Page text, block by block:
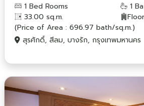
1 Bed Rooms
1
33.00 sq.m.
(Price of Area : 696.97 bath/sq.m.)
สุรศักดิ์, สีลม, บางรัก, กรุงเทพมหานคร